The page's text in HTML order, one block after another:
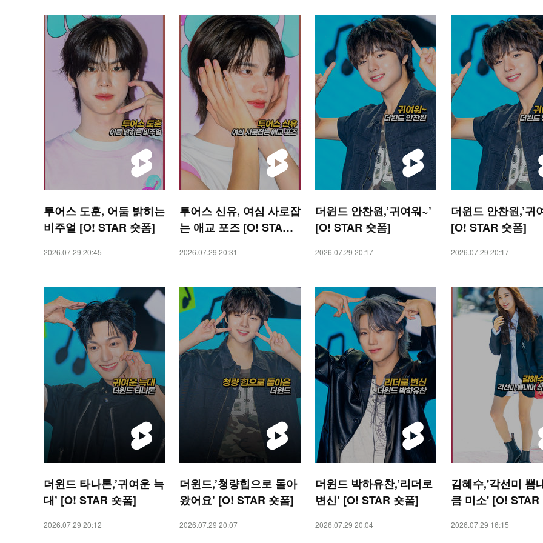
투어스 도훈, 어둠 밝히는
비주얼 [O! STAR 숏폼]
2026.07.29 20:45
투어스 신유, 여심 사로잡
는 애교 포즈 [O! STAR
2026.07.29 20:31
더윈드 안찬원,’귀여워~’
[O! STAR 숏폼]
2026.07.29 20:17
더윈드 안찬원,’귀
[O! STAR 숏폼]
2026.07.29 20:17
더윈드 타나톤,’귀여운 늑
대’ [O! STAR 숏폼]
2026.07.29 20:12
더윈드,’청량힙으로 돌아
왔어요’ [O! STAR 숏폼]
2026.07.29 20:07
더윈드 박하유찬,’리더로
변신’ [O! STAR 숏폼]
2026.07.29 20:04
김혜수,'각선미 뽐
큼 미소' [O! STAR
2026.07.29 16:15